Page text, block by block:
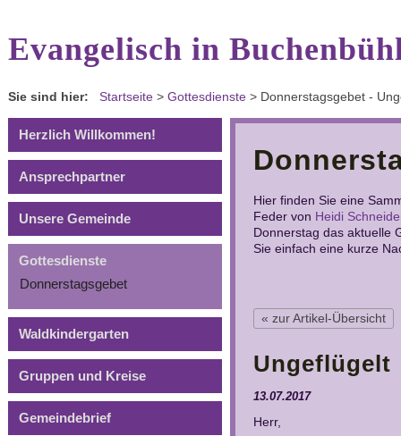
Evangelisch in
Sie sind hier: Startseite > Gottesdienste > Donnerstagsgebet -
Herzlich Willkommen!
Ansprechpartner
Unsere Gemeinde
Gottesdienste
Donnerstagsgebet
Waldkindergarten
Gruppen und Kreise
Gemeindebrief
Hier finden Sie eine
Feder von Heidi
Donnerstag das aktuelle
Sie einfach eine kurze
« zur Artikel-Übersicht
Ungeflügelt
13.07.2017
Herr,